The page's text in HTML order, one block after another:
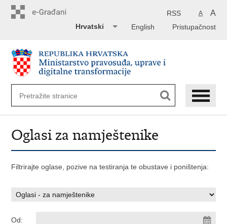
A A
RSS
Pristupačnost
English
Hrvatski
Oglasi za namještenike
Filtrirajte oglase, pozive na testiranja te obustave i poništenja:
Od: